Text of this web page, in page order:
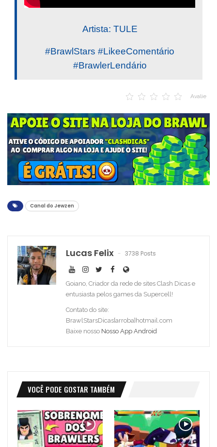
Artista: TULE
#BrawlStars #LikeeComentário
#BrawlerLendário
Avalie
Canal do Jewzen
Lucas Felix 3738 Posts
Goiano, Criador da rede de sites Clash Dicas e
entusiasta pelos games da Supercell!
Contato do site:
BrawlStarsDicas[arroba]hotmail.com
Baixe nosso Nosso App Android
VOCÊ PODE GOSTAR TAMBÉM